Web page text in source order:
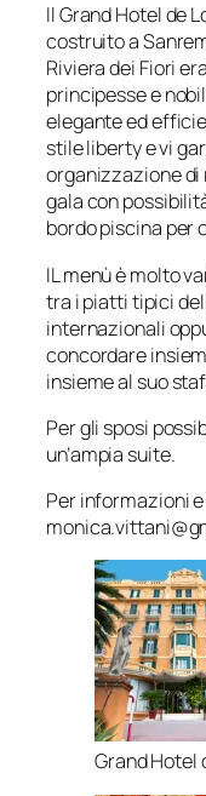
Il Grand Hotel de
costruito a
Riviera dei Fiori
principesse e
elegante ed
stile liberty e vi
organizzazione
gala con
bordo piscina per
IL menù è molto
tra i piatti tipici
internazionali
concordare
insieme al suo
Per gli sposi
un’ampia suite.
Per informazioni
Grand Hotel